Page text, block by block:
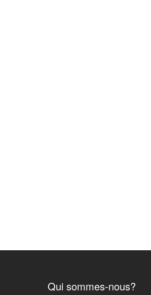
Qui sommes-nous?